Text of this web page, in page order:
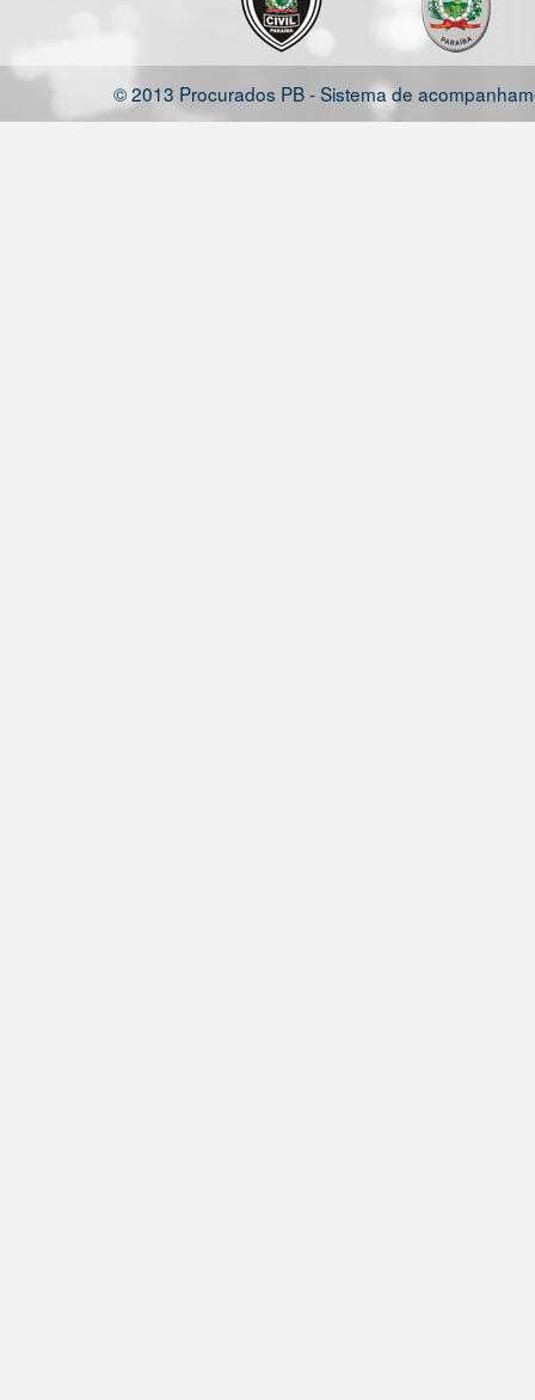
© 2013 Procurados PB - Sistema de